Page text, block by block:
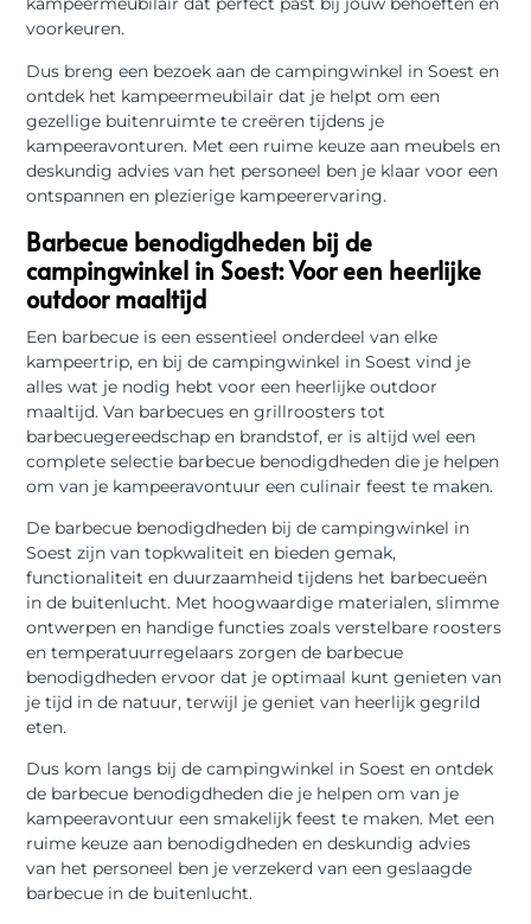
voorkeuren.
Dus breng een bezoek aan de campingwinkel in Soest en
ontdek het kampeermeubilair dat je helpt om een
gezellige buitenruimte te creëren tijdens je
kampeeravonturen. Met een ruime keuze aan meubels en
deskundig advies van het personeel ben je klaar voor een
ontspannen en plezierige kampeerervaring.
Barbecue benodigdheden bij de
campingwinkel in Soest: Voor een heerlijke
outdoor maaltijd
Een barbecue is een essentieel onderdeel van elke
kampeertrip, en bij de campingwinkel in Soest vind je
alles wat je nodig hebt voor een heerlijke outdoor
maaltijd. Van barbecues en grillroosters tot
barbecuegereedschap en brandstof, er is altijd wel een
complete selectie barbecue benodigdheden die je helpen
om van je kampeeravontuur een culinair feest te maken.
De barbecue benodigdheden bij de campingwinkel in
Soest zijn van topkwaliteit en bieden gemak,
functionaliteit en duurzaamheid tijdens het barbecueën
in de buitenlucht. Met hoogwaardige materialen, slimme
ontwerpen en handige functies zoals verstelbare roosters
en temperatuurregelaars zorgen de barbecue
benodigdheden ervoor dat je optimaal kunt genieten van
je tijd in de natuur, terwijl je geniet van heerlijk gegrild
eten.
Dus kom langs bij de campingwinkel in Soest en ontdek
de barbecue benodigdheden die je helpen om van je
kampeeravontuur een smakelijk feest te maken. Met een
ruime keuze aan benodigdheden en deskundig advies
van het personeel ben je verzekerd van een geslaagde
barbecue in de buitenlucht.